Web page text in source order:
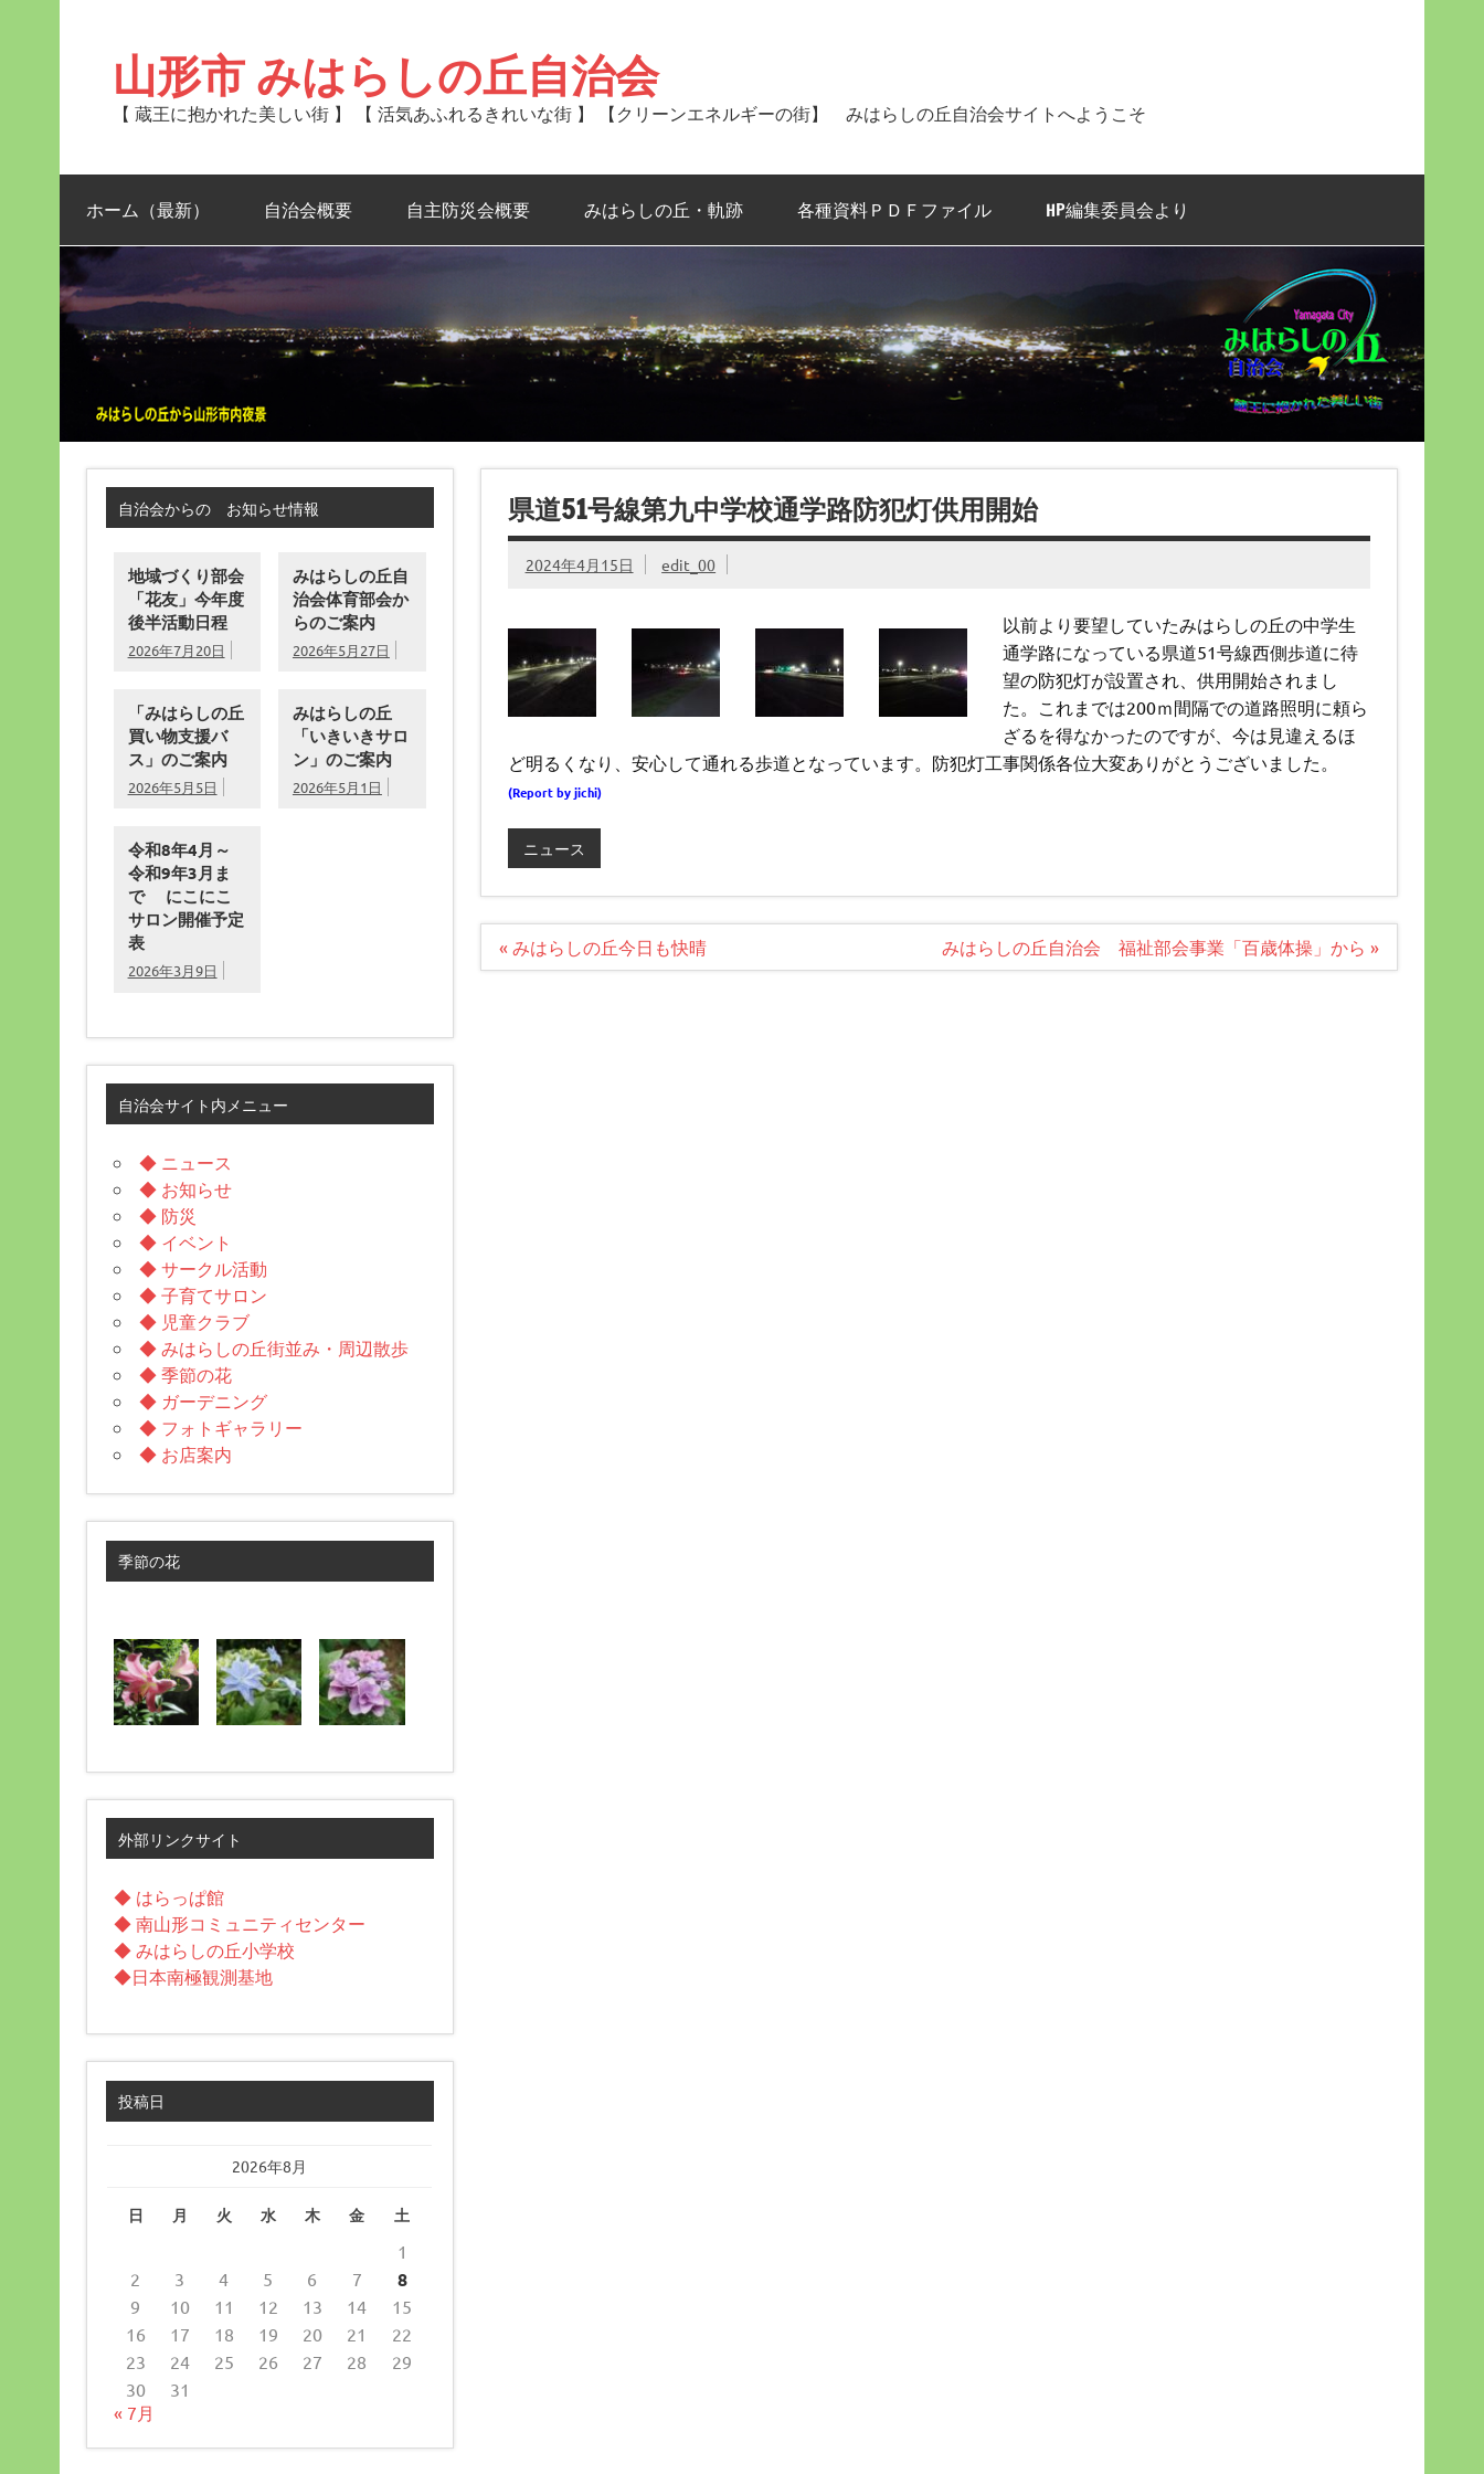
山形市 みはらしの丘自治会
【 蔵王に抱かれた美しい街 】 【 活気あふれるきれいな街 】 【クリーンエネルギーの街】 みはらしの丘自治会サイトへようこそ
ホーム（最新） 自治会概要 自主防災会概要 みはらしの丘・軌跡 各種資料ＰＤＦファイル HP編集委員会より
県道51号線第九中学校通学路防犯灯供用開始
2024年4月15日 edit_00
以前より要望していたみはらしの丘の中学生
通学路になっている県道51号線西側歩道に待
望の防犯灯が設置され、供用開始されまし
た。これまでは200ｍ間隔での道路照明に頼ら
ざるを得なかったのですが、今は見違えるほ
ど明るくなり、安心して通れる歩道となっています。防犯灯工事関係各位大変ありがとうございました。
(Report by jichi)
ニュース
投
稿
« みはらしの丘今日も快晴 みはらしの丘自治会 福祉部会事業「百歳体操」から »
自治会からの お知らせ情報
地域づくり部会
「花友」今年度
後半活動日程
2026年7月20日
みはらしの丘自
治会体育部会か
らのご案内
2026年5月27日
「みはらしの丘
買い物支援バ
ス」のご案内
2026年5月5日
みはらしの丘
「いきいきサロ
ン」のご案内
2026年5月1日
令和8年4月～
令和9年3月ま
で にこにこ
サロン開催予定
表
2026年3月9日
自治会サイト内メニュー
◆ ニュース
◆ お知らせ
◆ 防災
◆ イベント
◆ サークル活動
◆ 子育てサロン
◆ 児童クラブ
◆ みはらしの丘街並み・周辺散歩
◆ 季節の花
◆ ガーデニング
◆ フォトギャラリー
◆ お店案内
季節の花
外部リンクサイト
◆ はらっぱ館
◆ 南山形コミュニティセンター
◆ みはらしの丘小学校
◆日本南極観測基地
投稿日
2026年8月
日 月 火 水 木 金 土
1
2
3 4 5 6 7 8
9 10 11 12 13 14
15
16
17 18 19 20 21
22
23
24 25 26 27 28
29
30
31
« 7月